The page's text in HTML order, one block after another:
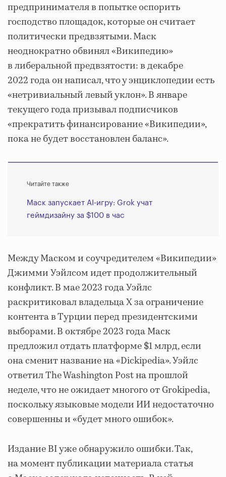
предпринимателя в попытке оспорить
господство площадок, которые он считает
политически предвзятыми. Маск
неоднократно обвинял «Википедию»
в либеральной предвзятости: в декабре
2022 года он написал, что у энциклопедии есть
«нетривиальный левый уклон». В январе
текущего года призывал подписчиков
«прекратить финансирование «Википедии»,
пока не будет восстановлен баланс».
Читайте также
Маск запускает AI-игру: Grok учат
геймдизайну за $100 в час
Между Маском и соучредителем «Википедии»
Джимми Уэйлсом идет продолжительный
конфликт. В мае 2023 года Уэйлс
раскритиковал владельца X за ограничение
контента в Турции перед президентскими
выборами. В октябре 2023 года Маск
предложил отдать платформе $1 млрд, если
она сменит название на «Dickipedia». Уэйлс
ответил The Washington Post на прошлой
неделе, что не ожидает многого от Grokipedia,
поскольку языковые модели ИИ недостаточно
совершенны и «будет много ошибок».
Издание BI уже обнаружило ошибки. Так,
на момент публикации материала статья